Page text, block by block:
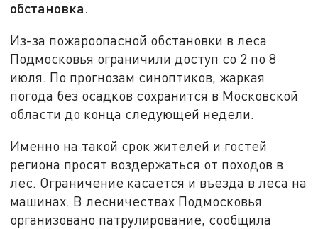
обстановка.
Из-за пожароопасной обстановки в леса
Подмосковья ограничили доступ со 2 по 8
июля. По прогнозам синоптиков, жаркая
погода без осадков сохранится в Московской
области до конца следующей недели.
Именно на такой срок жителей и гостей
региона просят воздержаться от походов в
лес. Ограничение касается и въезда в леса на
машинах. В лесничествах Подмосковья
организовано патрулирование, сообщила